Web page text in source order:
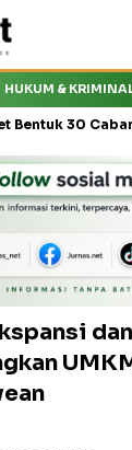
HUKUM &
Cabang dan